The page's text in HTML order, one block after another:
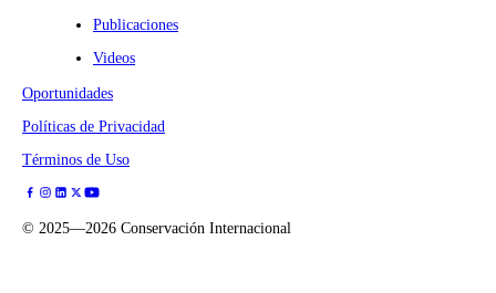
Publicaciones
Videos
Oportunidades
Políticas de Privacidad
Términos de Uso
© 2025—2026 Conservación Internacional